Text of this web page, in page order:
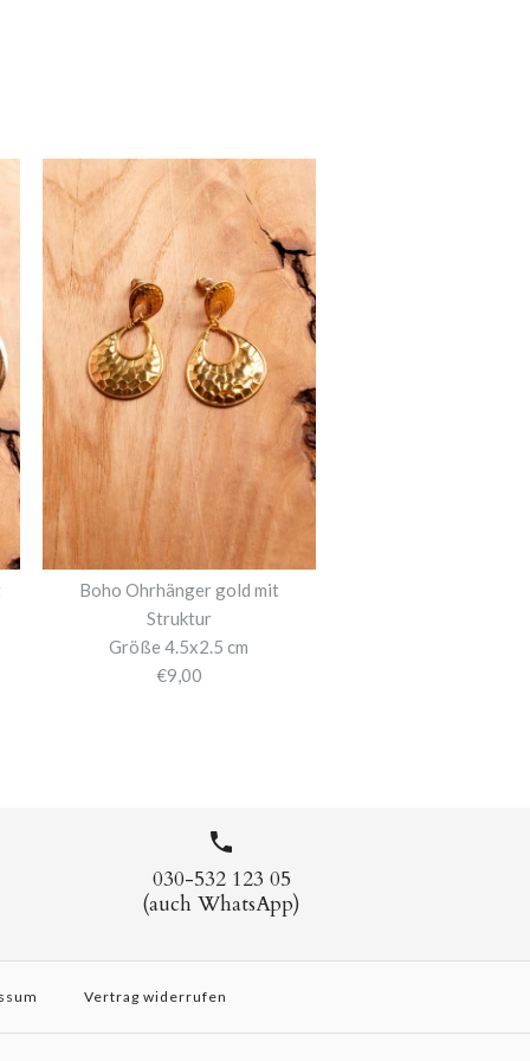
Boho Ohrhänger gold mit
Struktur
Größe 4.5x2.5 cm
€9,00
030-532 123 05
(auch WhatsApp)
Vertrag widerrufen